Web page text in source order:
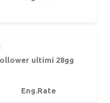
ultimi 28gg
Eng.Rate